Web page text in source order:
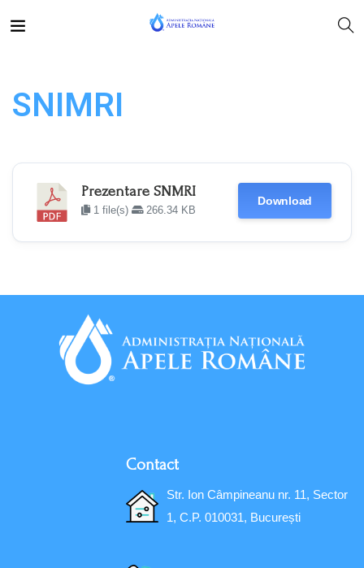
SNIMRI
Prezentare SNMRI
1 file(s) 266.34 KB
Download
Contact
Str. Ion Câmpineanu nr. 11, Sector
1, C.P. 010031, București